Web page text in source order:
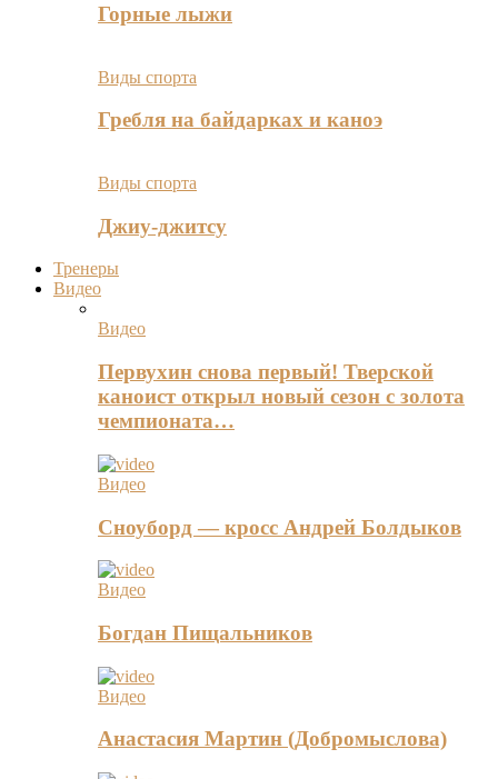
Горные лыжи
Виды спорта
Гребля на байдарках и каноэ
Виды спорта
Джиу-джитсу
Тренеры
Видео
Видео
Первухин снова первый! Тверской
каноист открыл новый сезон с золота
чемпионата…
Видео
Сноуборд — кросс Андрей Болдыков
Видео
Богдан Пищальников
Видео
Анастасия Мартин (Добромыслова)